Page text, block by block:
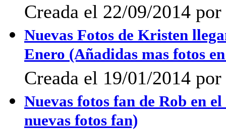
Creada el 22/09/2014
Nuevas Fotos de Kristen
Enero (Añadidas mas fotos
Creada el 19/01/2014
Nuevas fotos fan de Rob en
nuevas fotos fan)